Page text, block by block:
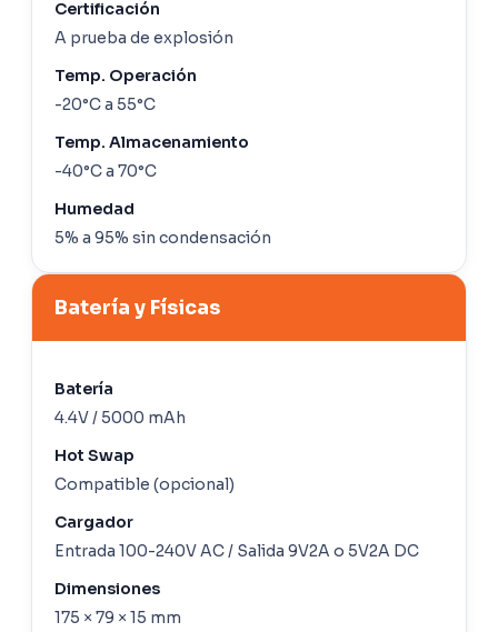
Certificación
A prueba de explosión
Temp. Operación
-20°C a 55°C
Temp. Almacenamiento
-40°C a 70°C
Humedad
5% a 95% sin condensación
Batería y Físicas
Batería
4.4V / 5000 mAh
Hot Swap
Compatible (opcional)
Cargador
Entrada 100-240V AC / Salida 9V2A o 5V2A DC
Dimensiones
175 × 79 × 15 mm